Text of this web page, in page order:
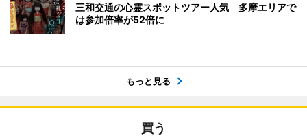
三和交通の心霊スポットツアー人気 多摩エリアで
は参加倍率が52倍に
もっと見る
買う